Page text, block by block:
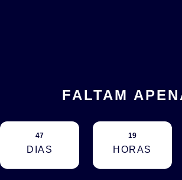
FALTAM
47
DIAS
19
HORAS